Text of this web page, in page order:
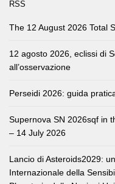
RSS
The 12 August 2026 Total
12 agosto 2026, eclissi di
all’osservazione
Perseidi 2026: guida
Supernova SN 2026sqf in
– 14 July 2026
Lancio di Asteroids2029:
Internazionale della